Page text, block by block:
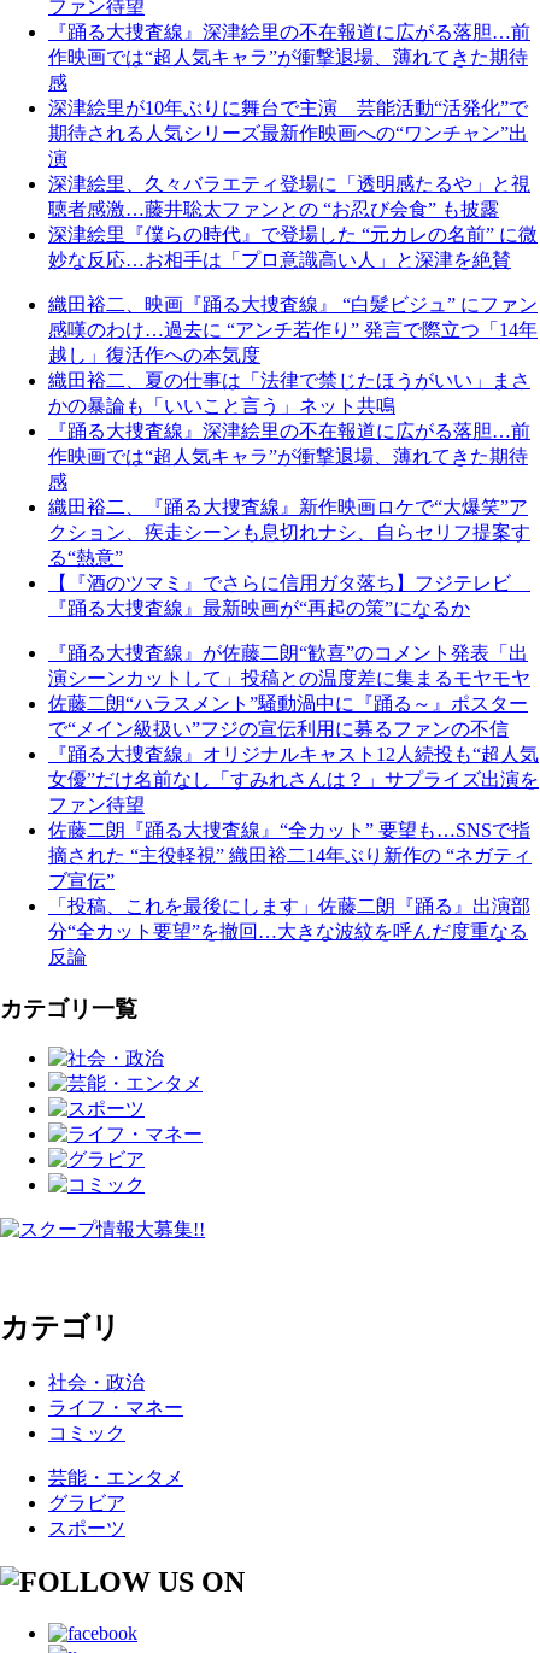
ファン待望
『踊る大捜査線』深津絵里の不在報道に広がる落胆…前
作映画では“超人気キャラ”が衝撃退場、薄れてきた期待
感
深津絵里が10年ぶりに舞台で主演 芸能活動“活発化”で
期待される人気シリーズ最新作映画への“ワンチャン”出
演
深津絵里、久々バラエティ登場に「透明感たるや」と視
聴者感激…藤井聡太ファンとの “お忍び会食” も披露
深津絵里『僕らの時代』で登場した “元カレの名前” に微
妙な反応…お相手は「プロ意識高い人」と深津を絶賛
織田裕二、映画『踊る大捜査線』 “白髪ビジュ” にファン
感嘆のわけ…過去に “アンチ若作り” 発言で際立つ「14年
越し」復活作への本気度
織田裕二、夏の仕事は「法律で禁じたほうがいい」まさ
かの暴論も「いいこと言う」ネット共鳴
『踊る大捜査線』深津絵里の不在報道に広がる落胆…前
作映画では“超人気キャラ”が衝撃退場、薄れてきた期待
感
織田裕二、『踊る大捜査線』新作映画ロケで“大爆笑”ア
クション、疾走シーンも息切れナシ、自らセリフ提案す
る“熱意”
【『酒のツマミ』でさらに信用ガタ落ち】フジテレビ
『踊る大捜査線』最新映画が“再起の策”になるか
『踊る大捜査線』が佐藤二朗“歓喜”のコメント発表「出
演シーンカットして」投稿との温度差に集まるモヤモヤ
佐藤二朗“ハラスメント”騒動渦中に『踊る～』ポスター
で“メイン級扱い”フジの宣伝利用に募るファンの不信
『踊る大捜査線』オリジナルキャスト12人続投も“超人気
女優”だけ名前なし「すみれさんは？」サプライズ出演を
ファン待望
佐藤二朗『踊る大捜査線』“全カット” 要望も…SNSで指
摘された “主役軽視” 織田裕二14年ぶり新作の “ネガティ
ブ宣伝”
「投稿、これを最後にします」佐藤二朗『踊る』出演部
分“全カット要望”を撤回…大きな波紋を呼んだ度重なる
反論
カテゴリ一覧
カテゴリ
社会・政治
ライフ・マネー
コミック
芸能・エンタメ
グラビア
スポーツ